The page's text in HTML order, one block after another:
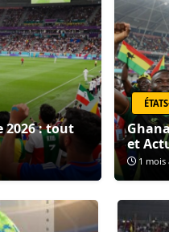
2026 : tout
et
1 mois